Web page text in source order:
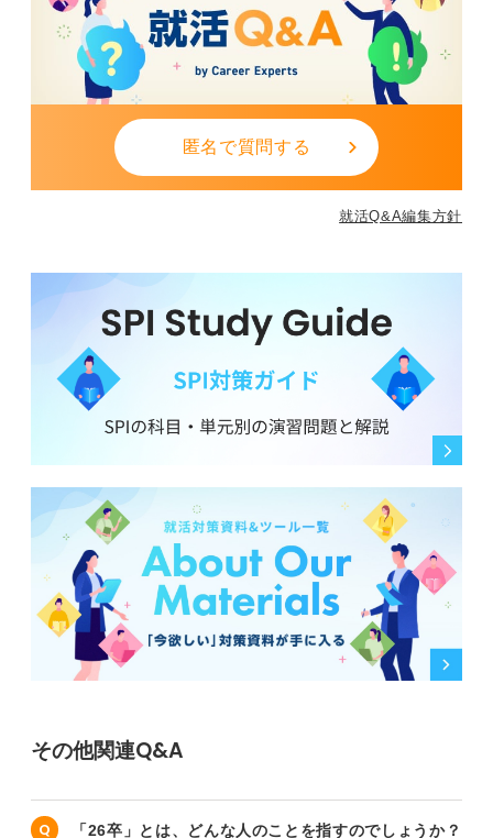
てあげることも必要です。
落ち込んでいる人に対しては、助言よりも傾聴です。カ
ウンセリングの基本でもあります。
匿名で質問する
就活Q&A編集方針
その他関連Q&A
「26卒」とは、どんな人のことを指すのでしょうか？